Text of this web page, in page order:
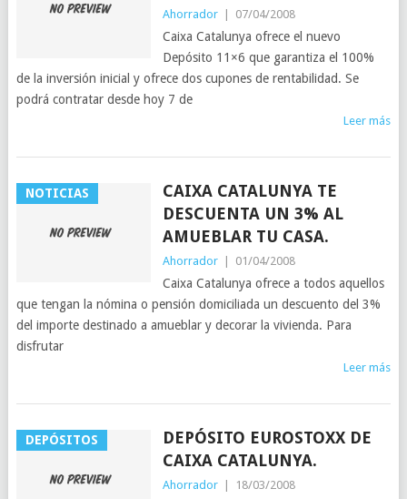
Ahorrador 07/04/2008
Caixa Catalunya ofrece el nuevo
Depósito 11×6 que garantiza el 100%
de la inversión inicial y ofrece dos cupones de rentabilidad. Se
podrá contratar desde hoy 7 de
Leer más
NOTICIAS
CAIXA CATALUNYA TE
DESCUENTA UN 3% AL
AMUEBLAR TU CASA.
Ahorrador 01/04/2008
Caixa Catalunya ofrece a todos aquellos
que tengan la nómina o pensión domiciliada un descuento del 3%
del importe destinado a amueblar y decorar la vivienda. Para
disfrutar
Leer más
DEPÓSITOS
DEPÓSITO EUROSTOXX DE
CAIXA CATALUNYA.
Ahorrador 18/03/2008